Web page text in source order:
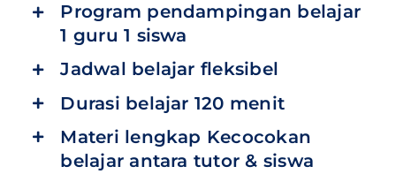
Program pendampingan belajar
1 guru 1 siswa
Jadwal belajar fleksibel
Durasi belajar 120 menit
Materi lengkap Kecocokan
belajar antara tutor & siswa